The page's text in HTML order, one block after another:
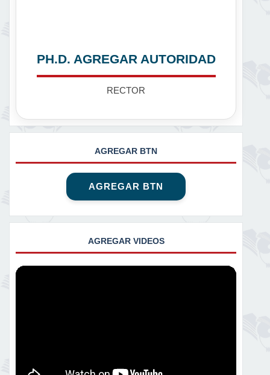
PH.D. AGREGAR AUTORIDAD
RECTOR
AGREGAR BTN
AGREGAR BTN
AGREGAR VIDEOS